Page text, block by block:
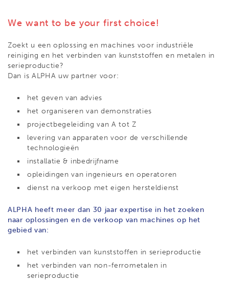
We want to be your first choice!
Zoekt u een oplossing en machines voor industriële
reiniging en het verbinden van kunststoffen en metalen in
serieproductie?
Dan is ALPHA uw partner voor:
het geven van advies
het organiseren van demonstraties
projectbegeleiding van A tot Z
levering van apparaten voor de verschillende
technologieën
installatie & inbedrijfname
opleidingen van ingenieurs en operatoren
dienst na verkoop met eigen hersteldienst
ALPHA heeft meer dan 30 jaar expertise in het zoeken
naar oplossingen en de verkoop van machines op het
gebied van:
het verbinden van kunststoffen in serieproductie
het verbinden van non-ferrometalen in
serieproductie